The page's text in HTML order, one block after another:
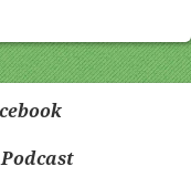
Podcast